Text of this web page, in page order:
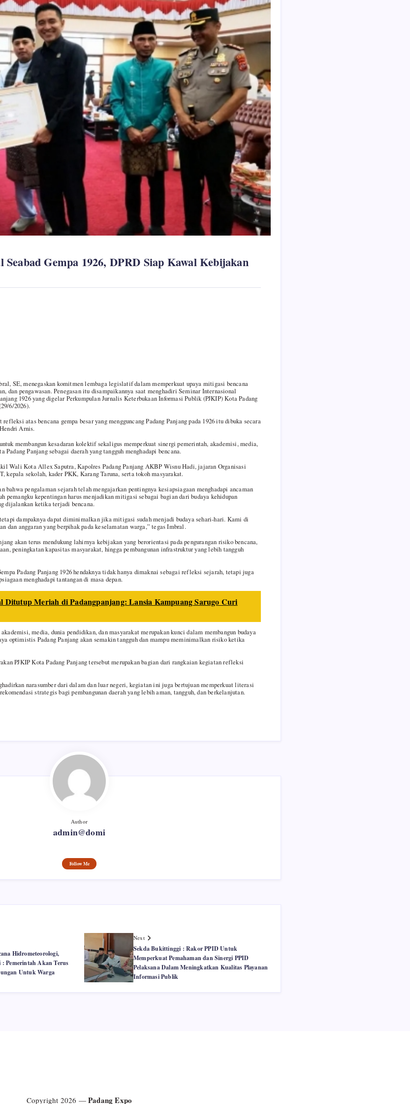
Gempa 1926, DPRD Siap Kawal Kebijakan
SE, menegaskan komitmen lembaga legislatif dalam memperkuat upaya mitigasi bencana
dan pengawasan. Penegasan itu disampaikannya saat menghadiri Seminar Internasional
1926 yang digelar Perkumpulan Jurnalis Keterbukaan Informasi Publik (PJKIP) Kota Padang
6/2026).
atas bencana gempa besar yang mengguncang Padang Panjang pada 1926 itu dibuka secara
Arnis.
membangun kesadaran kolektif sekaligus memperkuat sinergi pemerintah, akademisi, media,
Panjang sebagai daerah yang tangguh menghadapi bencana.
Wali Kota Allex Saputra, Kapolres Padang Panjang AKBP Wisnu Hadi, jajaran Organisasi
kepala sekolah, kader PKK, Karang Taruna, serta tokoh masyarakat.
bahwa pengalaman sejarah telah mengajarkan pentingnya kesiapsiagaan menghadapi ancaman
pemangku kepentingan harus menjadikan mitigasi sebagai bagian dari budaya kehidupan
dijalankan ketika terjadi bencana.
dampaknya dapat diminimalkan jika mitigasi sudah menjadi budaya sehari-hari. Kami di
dan anggaran yang berpihak pada keselamatan warga,” tegas Imbral.
akan terus mendukung lahirnya kebijakan yang berorientasi pada pengurangan risiko bencana,
peningkatan kapasitas masyarakat, hingga pembangunan infrastruktur yang lebih tangguh
Padang Panjang 1926 hendaknya tidak hanya dimaknai sebagai refleksi sejarah, tetapi juga
menghadapi tantangan di masa depan.
Ditutup Meriah di Padangpanjang: Lansia Kampuang Sarugo Curi
media, dunia pendidikan, dan masyarakat merupakan kunci dalam membangun budaya
optimistis Padang Panjang akan semakin tangguh dan mampu meminimalkan risiko ketika
PJKIP Kota Padang Panjang tersebut merupakan bagian dari rangkaian kegiatan refleksi
narasumber dari dalam dan luar negeri, kegiatan ini juga bertujuan memperkuat literasi
strategis bagi pembangunan daerah yang lebih aman, tangguh, dan berkelanjutan.
Author
admin@domi
Follow Me
Hidrometeorologi,
Pemerintah Akan Terus
Untuk Warga
Next
Sekda Bukittinggi : Rakor PPID Untuk
Memperkuat Pemahaman dan Sinergi PPID
Pelaksana Dalam Meningkatkan Kualitas Playanan
Informasi Publik
Copyright 2026 —Padang Expo